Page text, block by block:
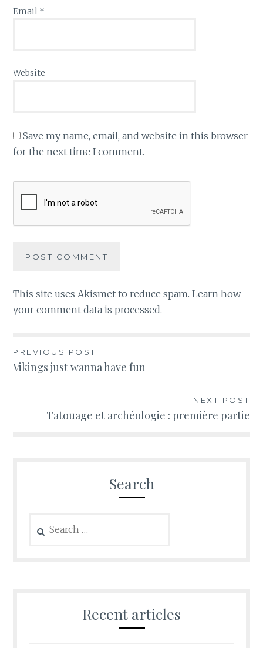
Email *
Website
Save my name, email, and website in this browser
for the next time I comment.
This site uses Akismet to reduce spam.Learn how
your comment data is processed.
Post
navigation
PREVIOUS POST
Vikings just wanna have fun
NEXT POST
Tatouage et archéologie : première partie
Search
for:
Recent articles